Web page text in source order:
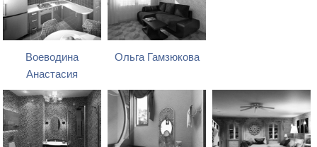
Воеводина
Анастасия
Ольга Гамзюкова